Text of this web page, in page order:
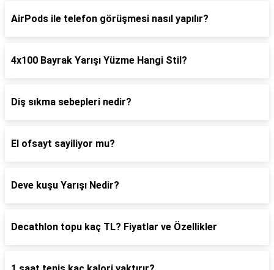
AirPods ile telefon görüşmesi nasıl yapılır?
4x100 Bayrak Yarışı Yüzme Hangi Stil?
Diş sıkma sebepleri nedir?
El ofsayt sayiliyor mu?
Deve kuşu Yarışı Nedir?
Decathlon topu kaç TL? Fiyatlar ve Özellikler